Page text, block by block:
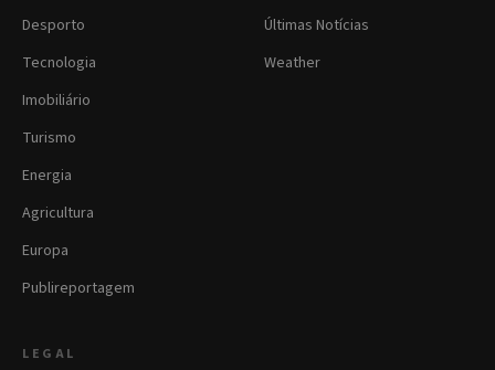
Desporto
Tecnologia
Imobiliário
Turismo
Energia
Agricultura
Europa
Publireportagem
Últimas Notícias
Weather
LEGAL